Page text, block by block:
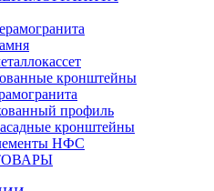
кронштейны
профиль
кронштейны
НФС